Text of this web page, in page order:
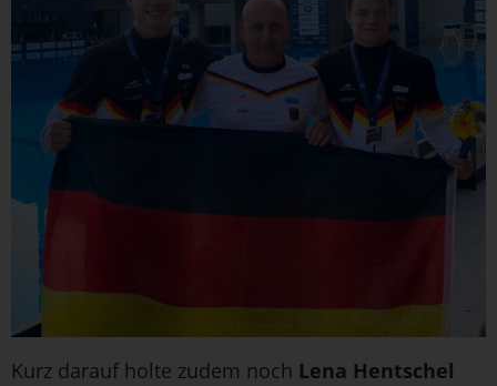
Kurz darauf holte zudem noch Lena Hentschel